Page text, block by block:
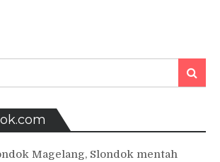
Search
Magelang, Slondok mentah